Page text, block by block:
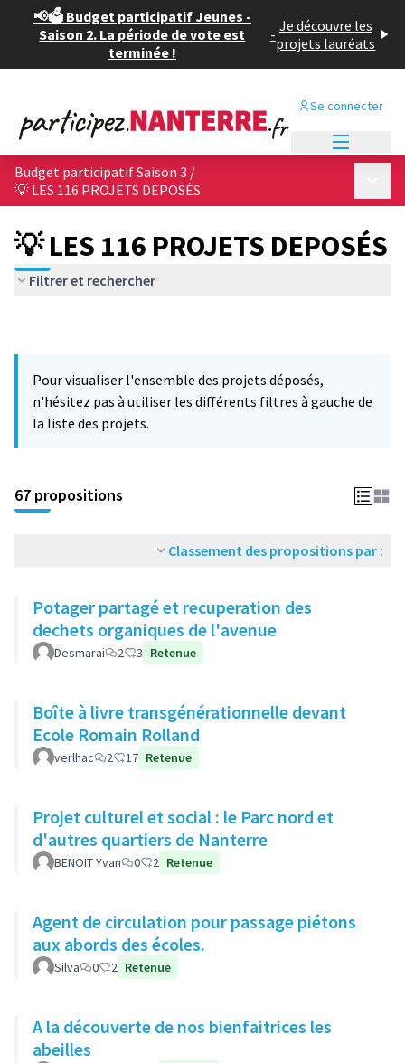
📢🗳️ Budget participatif Jeunes -
Saison 2. La période de vote est
terminée !
- Je découvre les
projets lauréats
Se connecter
Budget participatif Saison 3 /
💡 LES 116 PROJETS DEPOSÉS
💡 LES 116 PROJETS DEPOSÉS
Filtrer et rechercher
Pour visualiser l'ensemble des projets déposés,
n'hésitez pas à utiliser les différents filtres à gauche de
la liste des projets.
67 propositions
Classement des propositions par :
Potager partagé et recuperation des
dechets organiques de l'avenue
Desmarai 2 3 Retenue
Boîte à livre transgénérationnelle devant
Ecole Romain Rolland
verlhac 2 17 Retenue
Projet culturel et social : le Parc nord et
d'autres quartiers de Nanterre
BENOIT Yvan 0 2 Retenue
Agent de circulation pour passage piétons
aux abords des écoles.
Silva 0 2 Retenue
A la découverte de nos bienfaitrices les
abeilles